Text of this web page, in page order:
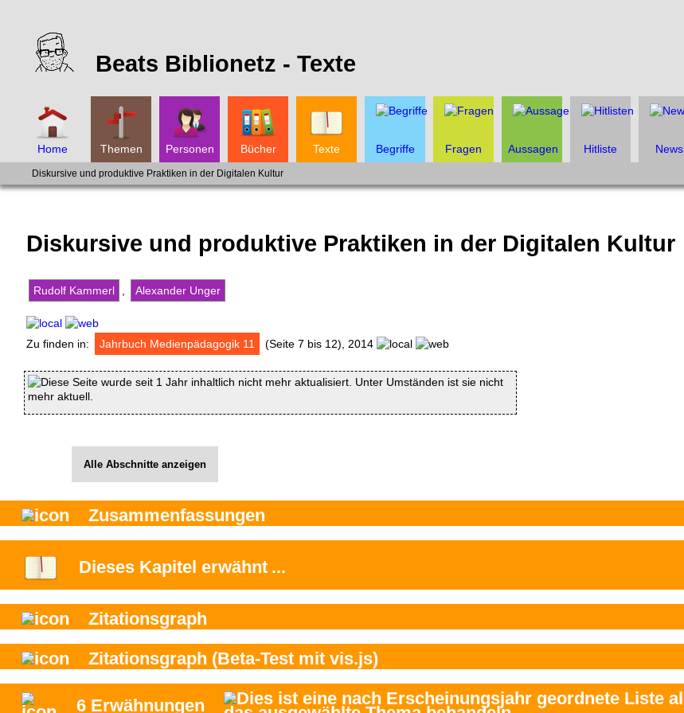
Beats Biblionetz - Texte
Home Themen Personen Bücher Texte Begriffe Fragen Aussagen Hitliste News
Diskursive und produktive Praktiken in der Digitalen Kultur
Diskursive und produktive Praktiken in der Digitalen Kultur
Rudolf Kammerl Alexander Unger
Zu finden in: Jahrbuch Medienpädagogik 11 (Seite 7 bis 12), 2014
Diese Seite wurde seit 1 Jahr inhaltlich nicht mehr aktualisiert. Unter Umständen ist sie nicht
mehr aktuell.
Alle Abschnitte anzeigen
Zusammenfassungen
Dieses Kapitel erwähnt ...
Zitationsgraph
Zitationsgraph (Beta-Test mit vis.js)
6 Erwähnungen